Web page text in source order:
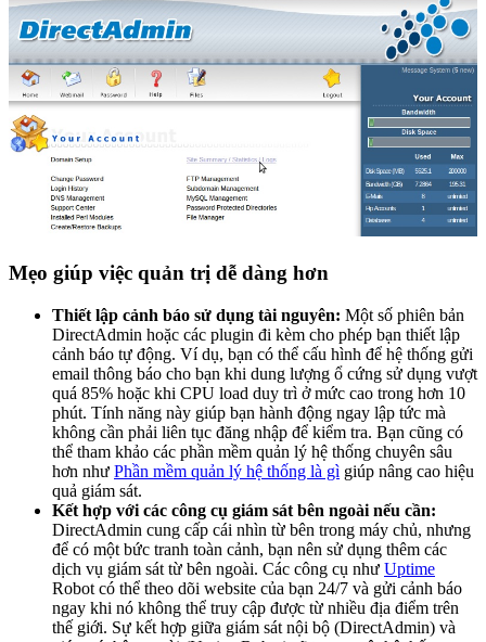
Mẹo giúp việc quản trị dễ dàng hơn
Thiết lập cảnh báo sử dụng tài nguyên: Một số phiên bản
DirectAdmin hoặc các plugin đi kèm cho phép bạn thiết lập
cảnh báo tự động. Ví dụ, bạn có thể cấu hình để hệ thống gửi
email thông báo cho bạn khi dung lượng ổ cứng sử dụng vượt
quá 85% hoặc khi CPU load duy trì ở mức cao trong hơn 10
phút. Tính năng này giúp bạn hành động ngay lập tức mà
không cần phải liên tục đăng nhập để kiểm tra. Bạn cũng có
thể tham khảo các phần mềm quản lý hệ thống chuyên sâu
hơn như Phần mềm quản lý hệ thống là gì giúp nâng cao hiệu
quả giám sát.
Kết hợp với các công cụ giám sát bên ngoài nếu cần:
DirectAdmin cung cấp cái nhìn từ bên trong máy chủ, nhưng
để có một bức tranh toàn cảnh, bạn nên sử dụng thêm các
dịch vụ giám sát từ bên ngoài. Các công cụ như Uptime
Robot có thể theo dõi website của bạn 24/7 và gửi cảnh báo
ngay khi nó không thể truy cập được từ nhiều địa điểm trên
thế giới. Sự kết hợp giữa giám sát nội bộ (DirectAdmin) và